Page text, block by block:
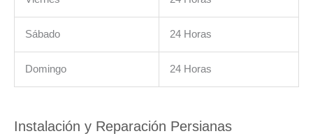
Sábado 24 Horas
Domingo 24 Horas
Instalación y Reparación Persianas